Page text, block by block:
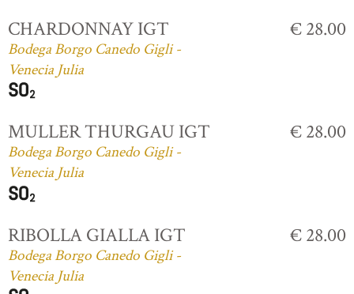
CHARDONNAY IGT
Bodega Borgo Canedo Gigli -
Venecia Julia
€ 28.00
MULLER THURGAU IGT
Bodega Borgo Canedo Gigli -
Venecia Julia
€ 28.00
RIBOLLA GIALLA IGT
Bodega Borgo Canedo Gigli -
Venecia Julia
€ 28.00